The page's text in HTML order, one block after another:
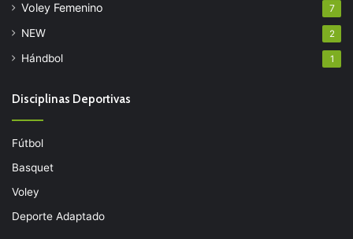
Voley Femenino 7
NEW 2
Hándbol 1
Disciplinas Deportivas
Fútbol
Basquet
Voley
Deporte Adaptado